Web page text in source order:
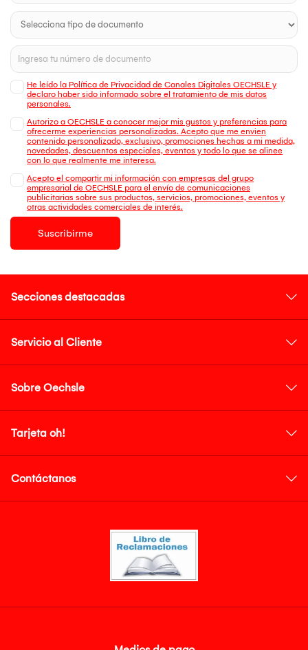
He leído la Política de Privacidad de Canales Digitales OECHSLE y
declaro haber sido informado sobre el tratamiento de mis datos
personales.
Autorizo a OECHSLE a conocer mejor mis gustos y preferencias para
ofrecerme experiencias personalizadas. Acepto que me envien
contenido personalizado, exclusivo, promociones hechas a mi medida,
novedades, descuentos especiales, eventos y todo lo que se alinee
con lo que realmente me interesa.
Acepto el compartir mi información con empresas del grupo
empresarial de OECHSLE para el envío de comunicaciones
publicitarias sobre sus productos, servicios, promociones, eventos y
otras actividades comerciales de interés.
Suscribirme
Secciones destacadas
Servicio al Cliente
Sobre Oechsle
Tarjeta oh!
Contáctanos